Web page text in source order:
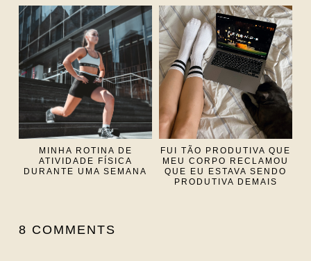
MINHA ROTINA DE
ATIVIDADE FÍSICA
DURANTE UMA SEMANA
FUI TÃO PRODUTIVA QUE
MEU CORPO RECLAMOU
QUE EU ESTAVA SENDO
PRODUTIVA DEMAIS
8 COMMENTS